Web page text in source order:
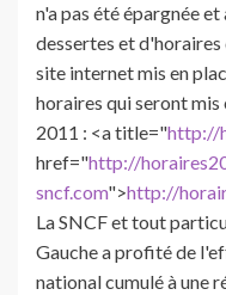
n'a pas été épargnée
dessertes et
site internet mis en
horaires qui seront mis
2011 : <a title="http://
href="http://
sncf.com">http://
La SNCF et tout
Gauche a profité de
national cumulé à une